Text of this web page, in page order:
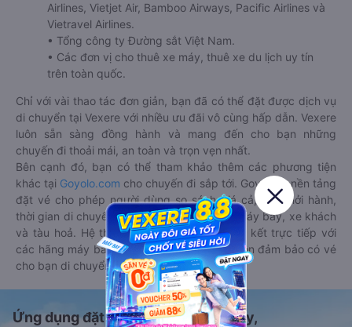
Airlines, Vietjet Air, Bamboo Airways, Pacific Airlines và
Vietravel Airlines.
• Tổng công ty Đường sắt Việt Nam.
• Các đơn vị cho thuê xe máy, thuê xe du lịch uy tín
trên toàn quốc.
Chỉ với vài thao tác đơn giản, bạn đã có thể đặt được dịch vụ
di chuyển tại Vexere với nhiều ưu đãi vô cùng hấp dẫn. Vexere
luôn sẵn sàng đồng hành và mang đến cho bạn những
chuyến đi thoải mái, an toàn và trọn vẹn nhất.
Bên cạnh đó, bạn có thể tham khảo thêm các phương tiện
khác tại Goyolo.com cho chuyến đi sắp tới. Goyolo là nền tảng
đặt vé cho phép người dùng so sánh giá cả, giờ khởi hành,
thời gian di chuyển của nhiều phương tiện máy bay, xe khách
và tàu hoả. Hệ thống của Goyolo được liên kết trực tiếp với
các hãng máy bay, xe khách và tàu hoả, luôn đảm bảo có vé
cho bạn di chuyển.
Ứng dụng đặt vé Xe khách, Máy bay,